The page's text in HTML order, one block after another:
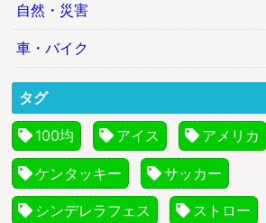
自然・災害
車・バイク
タグ
100均 アイス アメリカ
ケンタッキー サッカー
シンデレラフェス ストロー